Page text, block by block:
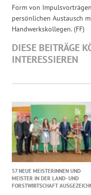
Form von
persönlichen Austausch
Handwerkskollegen. (FF)
DIESE BEITRÄGE
INTERESSIEREN
57 NEUE MEISTERINNEN UND
MEISTER IN DER LAND- UND
FORSTWIRTSCHAFT